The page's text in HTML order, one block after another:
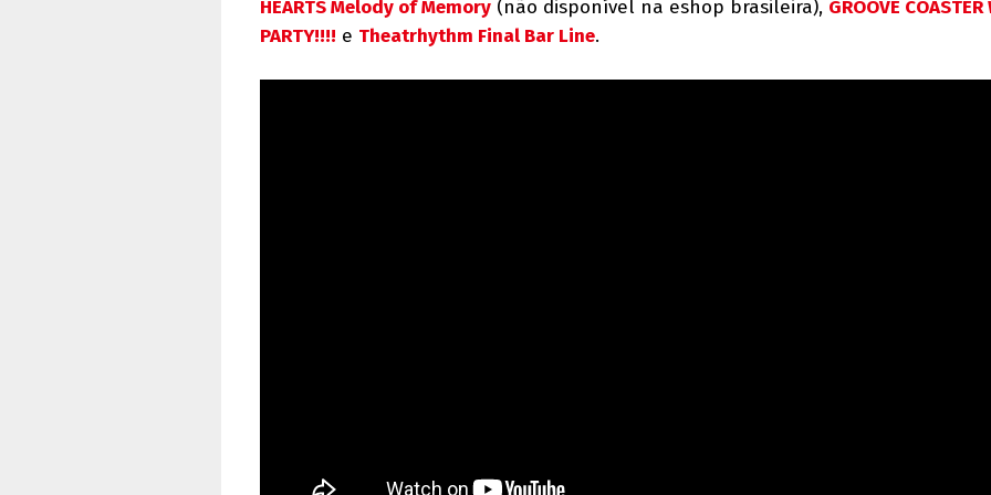
HEARTS Melody of Memory (não disponível na eshop brasileira), GROOVE COASTER
PARTY!!!! e Theatrhythm Final Bar Line.